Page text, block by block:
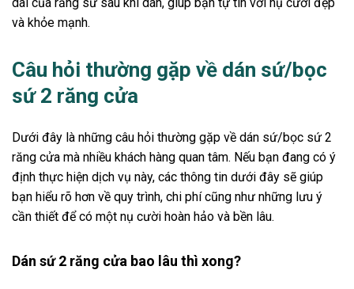
và khỏe mạnh.
Câu hỏi thường gặp về dán sứ/bọc
sứ 2 răng cửa
Dưới đây là những câu hỏi thường gặp về dán sứ/bọc sứ 2
răng cửa mà nhiều khách hàng quan tâm. Nếu bạn đang có ý
định thực hiện dịch vụ này, các thông tin dưới đây sẽ giúp
bạn hiểu rõ hơn về quy trình, chi phí cũng như những lưu ý
cần thiết để có một nụ cười hoàn hảo và bền lâu.
Dán sứ 2 răng cửa bao lâu thì xong?